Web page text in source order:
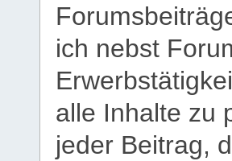
ich nebst
alle Inhalte zu
jeder Beitrag,